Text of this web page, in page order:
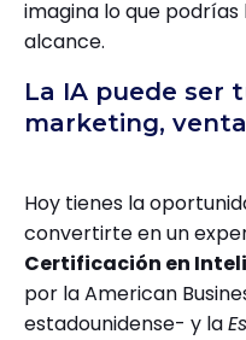
imagina lo que
alcance.
La IA puede ser
marketing,
Hoy tienes la
convertirte en un
Certificación en
por la American
estadounidense- y la